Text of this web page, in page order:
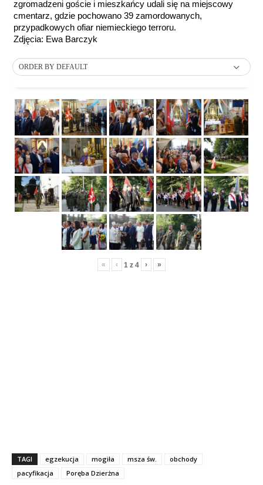
zgromadzeni goście i mieszkańcy udali się na miejscowy
cmentarz, gdzie pochowano 39 zamordowanych,
przypadkowych ofiar niemieckiego terroru.
Zdjęcia: Ewa Barczyk
ORDER BY DEFAULT
« ‹ 1 z 4 › »
TAGI egzekucja mogiła msza św.
obchody
pacyfikacja
Poręba Dzierżna